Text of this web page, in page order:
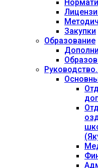
Закупки
Образование